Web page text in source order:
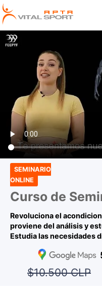
SEMINARIO
ONLINE
Curso de
Revoluciona el
proviene del análisis y
Estudia las necesidades
$10.500 CLP